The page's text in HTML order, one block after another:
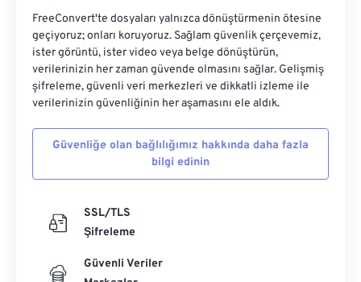
FreeConvert'te dosyaları yalnızca dönüştürmenin ötesine
geçiyoruz; onları koruyoruz. Sağlam güvenlik çerçevemiz,
ister görüntü, ister video veya belge dönüştürün,
verilerinizin her zaman güvende olmasını sağlar. Gelişmiş
şifreleme, güvenli veri merkezleri ve dikkatli izleme ile
verilerinizin güvenliğinin her aşamasını ele aldık.
Güvenliğe olan bağlılığımız hakkında daha fazla
bilgi edinin
SSL/TLS
Şifreleme
Güvenli Veriler